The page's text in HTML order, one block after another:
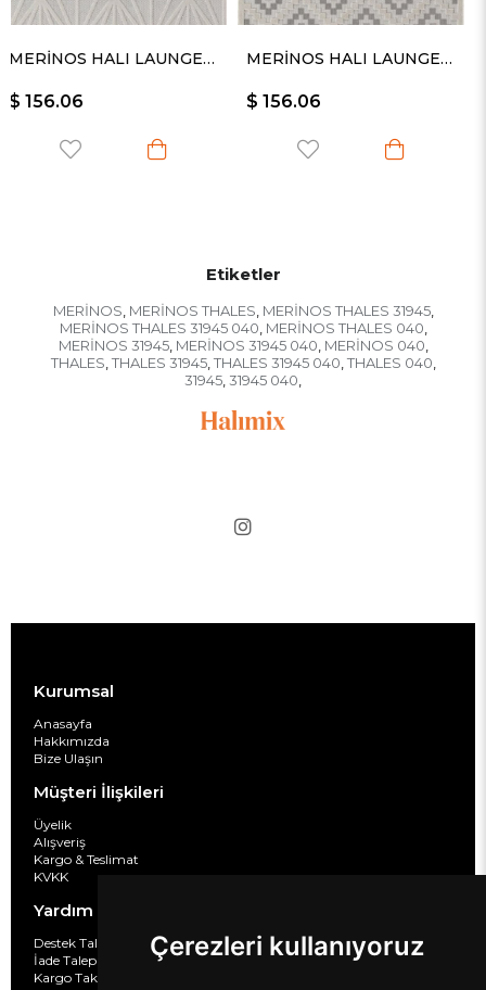
Çerezleri kullanıyoruz
MERİNOS HALI LAUNGE 54096 260 MERİNOS HALI LAUNGE 54097 260
$ 156.06 $ 156.06
Etiketler
MERİNOS MERİNOS THALES MERİNOS THALES 31945,
MERİNOS THALES 31945 040 MERİNOS THALES 040
MERİNOS 31945, MERİNOS 31945 040 MERİNOS 040
THALES THALES 31945, THALES 31945 040 THALES 040
31945 31945 040
Kurumsal
Anasayfa
Hakkımızda
Bize Ulaşın
Müşteri İlişkileri
Üyelik
Alışveriş
Kargo & Teslimat
KVKK
Yardım
Destek Taleplerim
İade Taleplarim
Kargo Takibi